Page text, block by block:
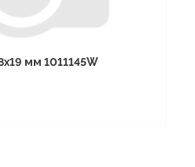
мм 1011145W